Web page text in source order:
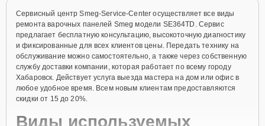
Сервисный центр Smeg-Service-Center осуществляет все виды
ремонта варочных панелей Smeg модели SE364TD. Сервис
предлагает бесплатную консультацию, высокоточную диагностику
и фиксированные для всех клиентов цены. Передать технику на
обслуживание можно самостоятельно, а также через собственную
службу доставки компании, которая работает по всему городу
Хабаровск. Действует услуга выезда мастера на дом или офис в
любое удобное время. Всем новым клиентам предоставляются
скидки от 15 до 20%.
Виды используемых